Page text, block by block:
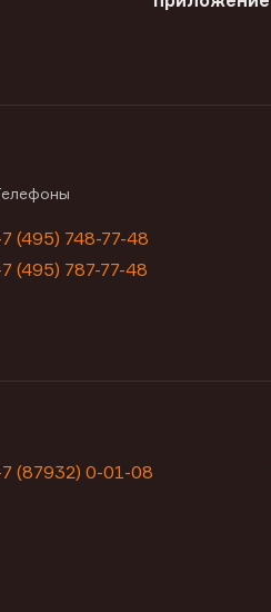
(495) 748-77-48
(495) 787-77-48
(87932) 0-01-08